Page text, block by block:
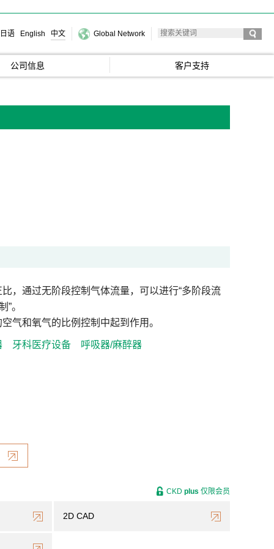
日语 English 中文 Global Network
公司信息 客户支持
，通过无阶段控制气体流量，可以进行“多阶段流
”。
气和氧气的比例控制中起到作用。
牙科医疗设备 呼吸器/麻醉器
2D CAD
CKD plus 仅限会员